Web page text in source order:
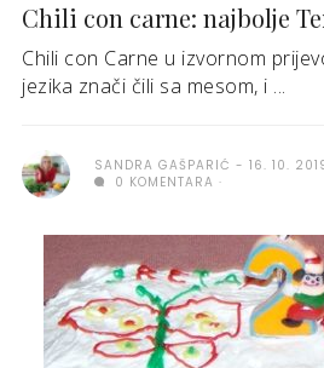
Chili con carne: najbolje
Chili con Carne u izvornom
jezika znači čili sa mesom, i ...
SANDRA GAŠPARIĆ
16. 10.
0 KOMENTARA